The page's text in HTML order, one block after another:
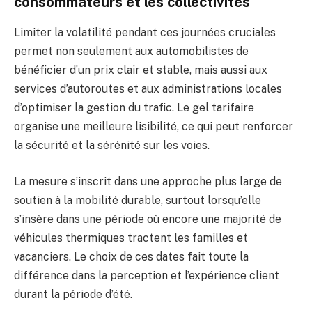
Limiter la volatilité pendant ces journées cruciales
permet non seulement aux automobilistes de
bénéficier d’un prix clair et stable, mais aussi aux
services d’autoroutes et aux administrations locales
d’optimiser la gestion du trafic. Le gel tarifaire
organise une meilleure lisibilité, ce qui peut renforcer
la sécurité et la sérénité sur les voies.
La mesure s’inscrit dans une approche plus large de
soutien à la mobilité durable, surtout lorsqu’elle
s’insère dans une période où encore une majorité de
véhicules thermiques tractent les familles et
vacanciers. Le choix de ces dates fait toute la
différence dans la perception et l’expérience client
durant la période d’été.